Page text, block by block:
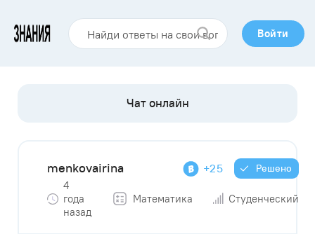
Войти
menkovairina +25 Решено
4
года
назад
Математика Студенческий